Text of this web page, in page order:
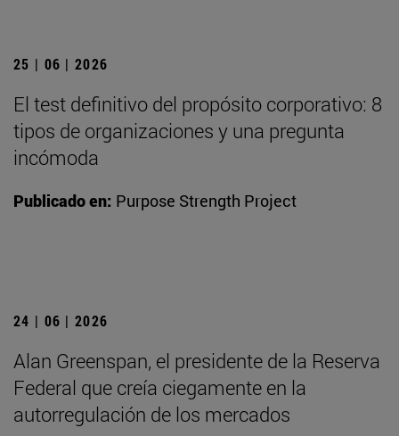
25 | 06 | 2026
El test definitivo del propósito corporativo: 8
tipos de organizaciones y una pregunta
incómoda
Publicado en: Purpose Strength Project
24 | 06 | 2026
Alan Greenspan, el presidente de la Reserva
Federal que creía ciegamente en la
autorregulación de los mercados